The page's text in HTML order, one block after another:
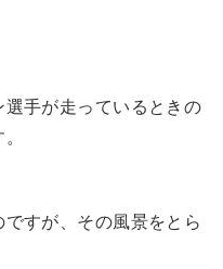
手が走っているときの
すが、その風景をとら